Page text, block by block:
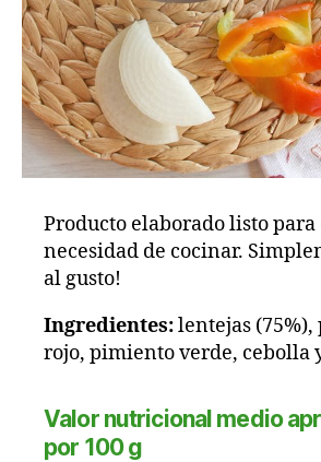
Producto elaborado listo para
necesidad de cocinar.
al gusto!
Ingredientes:lentejas
rojo, pimiento verde, cebolla
Valor nutricional medio
por 100 g